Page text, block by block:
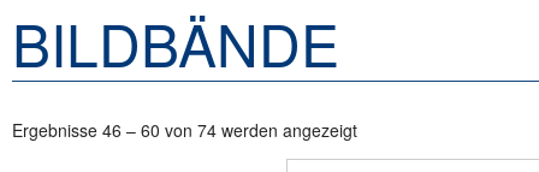
BILDBÄNDE
Ergebnisse 46 – 60 von 74 werden angezeigt